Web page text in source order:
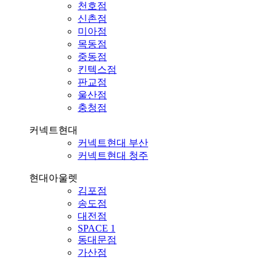
천호점
신촌점
미아점
목동점
중동점
킨텍스점
판교점
울산점
충청점
커넥트현대
커넥트현대 부산
커넥트현대 청주
현대아울렛
김포점
송도점
대전점
SPACE 1
동대문점
가산점